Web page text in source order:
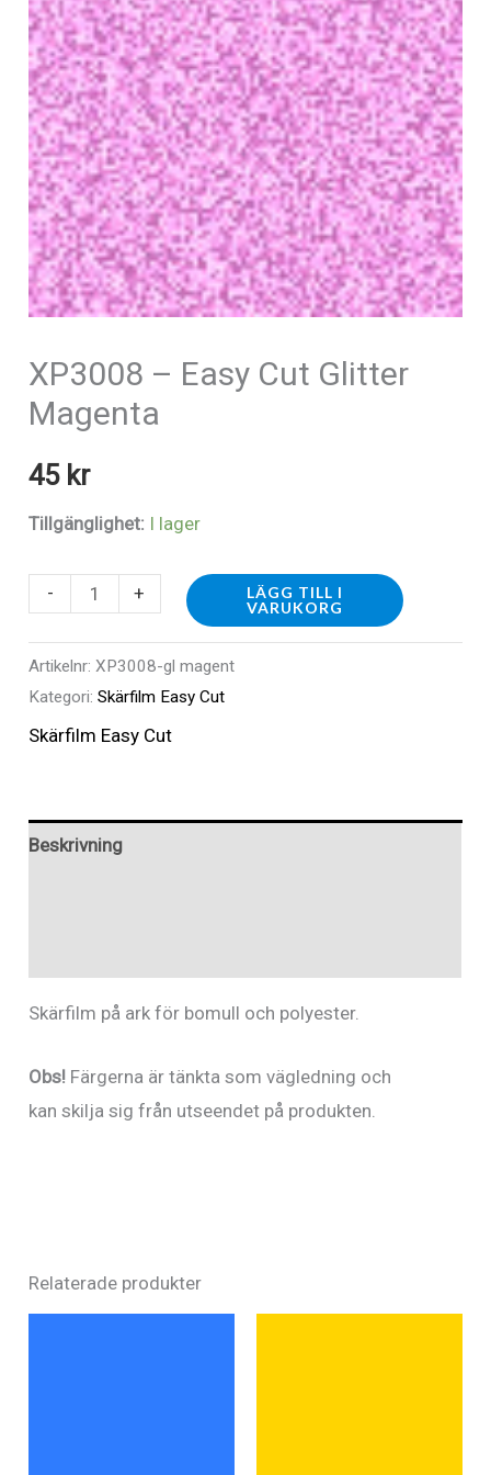
XP3008 – Easy Cut Glitter
Magenta
45 kr
Tillgänglighet: I lager
-
XP3008
Easy
Cut
Glitter
+
LÄGG TILL I
VARUKORG
Artikelnr:XP3008-gl magent
Kategori:Skärfilm Easy Cut
Skärfilm Easy Cut
Beskrivning
Skärfilm på ark för bomull och polyester.
Obs! Färgerna är tänkta som vägledning och
kan skilja sig från utseendet på produkten.
Relaterade produkter